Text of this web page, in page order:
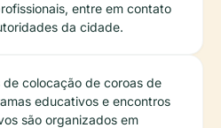
entre em contato
da cidade.
de colocação de coroas de
educativos e encontros
são organizados em